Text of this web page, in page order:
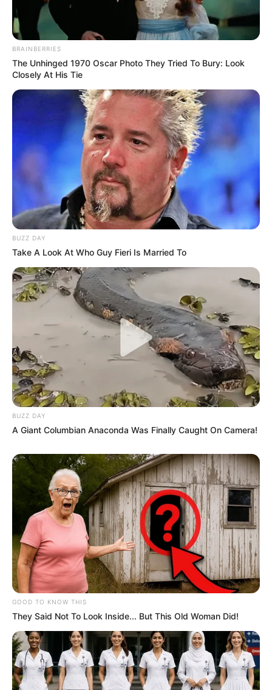
BRAINBERRIES
The Unhinged 1970 Oscar Photo They Tried To Bury: Look
Closely At His Tie
BUZZ DAY
Take A Look At Who Guy Fieri Is Married To
BUZZ DAY
A Giant Columbian Anaconda Was Finally Caught On Camera!
GOOD TO KNOW THIS
They Said Not To Look Inside... But This Old Woman Did!